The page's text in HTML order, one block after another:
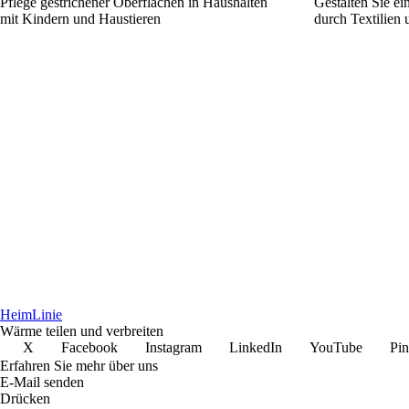
mit Kindern und Haustieren
durch Textilien
HeimLinie
Wärme teilen und verbreiten
X
Facebook Instagram LinkedIn YouTube
Erfahren Sie mehr über uns
E-Mail senden
Drücken